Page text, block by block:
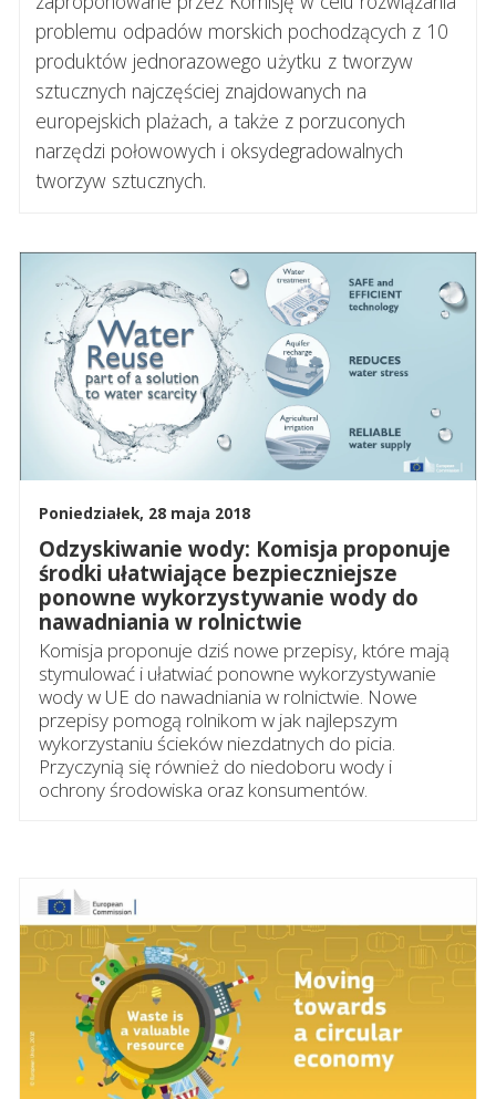
problemu odpadów morskich pochodzących z 10
produktów jednorazowego użytku z tworzyw
sztucznych najczęściej znajdowanych na
europejskich plażach, a także z porzuconych
narzędzi połowowych i oksydegradowalnych
tworzyw sztucznych.
Odzyskiwanie wody: Komisja proponuje
środki ułatwiające bezpieczniejsze
ponowne wykorzystywanie wody do
nawadniania w rolnictwie
Komisja proponuje dziś nowe przepisy, które mają
stymulować i ułatwiać ponowne wykorzystywanie
wody w UE do nawadniania w rolnictwie. Nowe
przepisy pomogą rolnikom w jak najlepszym
wykorzystaniu ścieków niezdatnych do picia.
Przyczynią się również do niedoboru wody i
ochrony środowiska oraz konsumentów.
Poniedziałek, 28 maja 2018